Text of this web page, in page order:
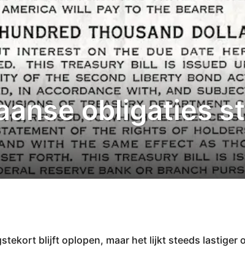
obligaties
blijft oplopen, maar het lijkt steeds lastiger